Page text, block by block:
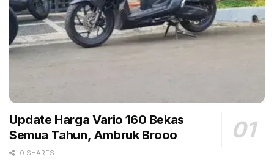
Update Harga Vario 160 Bekas
Semua Tahun, Ambruk Brooo
0 SHARES